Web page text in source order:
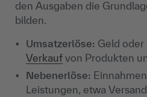
den Ausgaben die
bilden.
Umsatzerlöse: Geld oder
Verkauf von Produkten
Nebenerlöse:
Leistungen, etwa